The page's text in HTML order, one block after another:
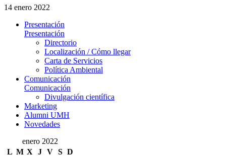
14 enero 2022
Presentación
Presentación
Directorio
Localización / Cómo llegar
Carta de Servicios
Política Ambiental
Comunicación
Comunicación
Divulgación científica
Marketing
Alumni UMH
Novedades
enero 2022
L M X J V S D